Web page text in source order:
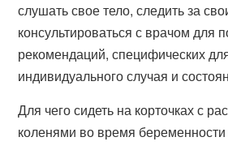
слушать свое тело, следить за
консультироваться с врачом для
рекомендаций, специфических
индивидуального случая и
Для чего сидеть на корточках с
коленями во время